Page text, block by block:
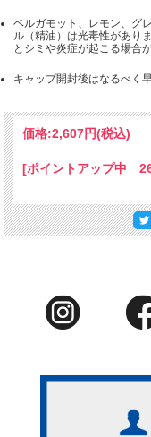
ベルガモット、レモン、グ
ル（精油）は光毒性があり
とシミや炎症が起こる場合
キャップ開封後はなるべく
価格:2,607円(税込)
[ポイントアップ中